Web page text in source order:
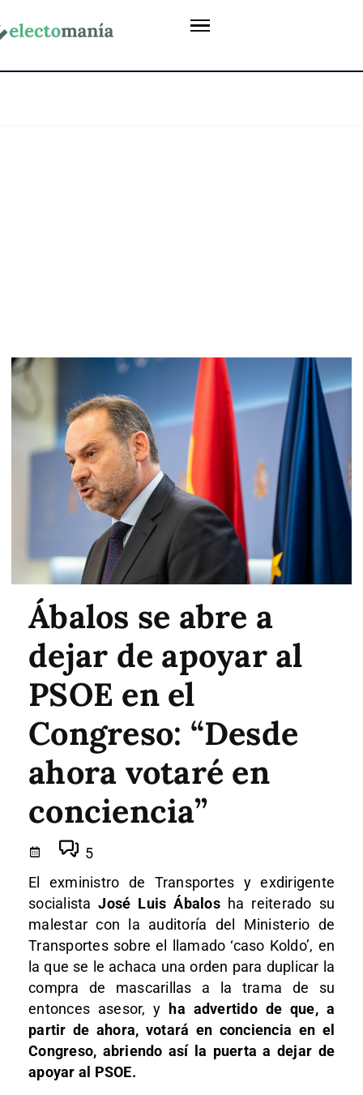
Ábalos se abre a
dejar de apoyar al
PSOE en el
Congreso: “Desde
ahora votaré en
conciencia”
5
El exministro de Transportes y exdirigente
socialistaJosé Luis Ábalosha reiterado su
malestar con la auditoría del Ministerio de
Transportes sobre el llamado ‘caso Koldo’, en
la que se le achaca una orden para duplicar la
compra de mascarillas a la trama de su
entonces asesor, y
ha advertido de que, a
partir de ahora, votará en conciencia en el
Congreso, abriendo así la puerta a dejar de
apoyar al PSOE.